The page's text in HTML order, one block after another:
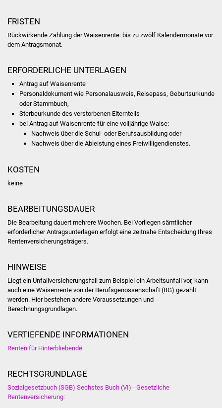
Stadtseniorenrat
Ältere
Seniorenwohn- und
Familien
Migration und Integration
Wohnen
Wohnimmobilien +
FRISTEN
Rückwirkende Zahlung der Waisenrente: bis zu zwölf Kalendermonate vor
dem Antragsmonat.
ERFORDERLICHE UNTERLAGEN
Antrag auf Waisenrente
Personaldokument wie Personalausweis, Reisepass, Geburtsurkunde
oder Stammbuch,
Sterbeurkunde des verstorbenen Elternteils
bei Antrag auf Waisenrente für eine volljährige Waise:
Nachweis über die Schul- oder Berufsausbildung oder
Nachweis über die Ableistung eines Freiwilligendienstes.
KOSTEN
keine
BEARBEITUNGSDAUER
Die Bearbeitung dauert mehrere Wochen. Bei Vorliegen sämtlicher
erforderlicher Antragsunterlagen erfolgt eine zeitnahe Entscheidung Ihres
Rentenversicherungsträgers.
HINWEISE
Liegt ein Unfallversicherungsfall zum Beispiel ein Arbeitsunfall vor, kann
auch eine Waisenrente von der Berufsgenossenschaft (BG) gezahlt
werden. Hier bestehen andere Voraussetzungen und
Berechnungsgrundlagen.
VERTIEFENDE INFORMATIONEN
Renten für Hinterbliebende
RECHTSGRUNDLAGE
Sozialgesetzbuch (SGB) Sechstes Buch (VI) - Gesetzliche
Rentenversicherung: